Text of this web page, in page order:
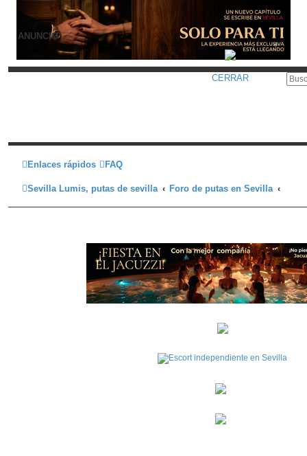
Enlaces rápidos FAQ
Sevilla Lumis, putas de sevilla Foro de putas en Sevilla
ANUNCIO
CERRAR